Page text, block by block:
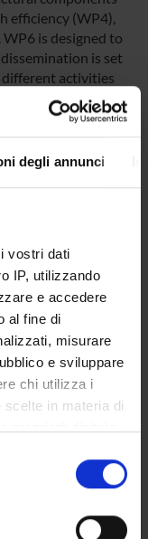
degli annunci
vostri dati
IP, utilizzando
e accedere
al fine di
misurare
e sviluppare
chi utilizza i
in materia di
in qualsiasi
o facendo clic
efficiency (WP4),
is designed to
is set
activities
the BIPV sector.
for the
partnership of
development